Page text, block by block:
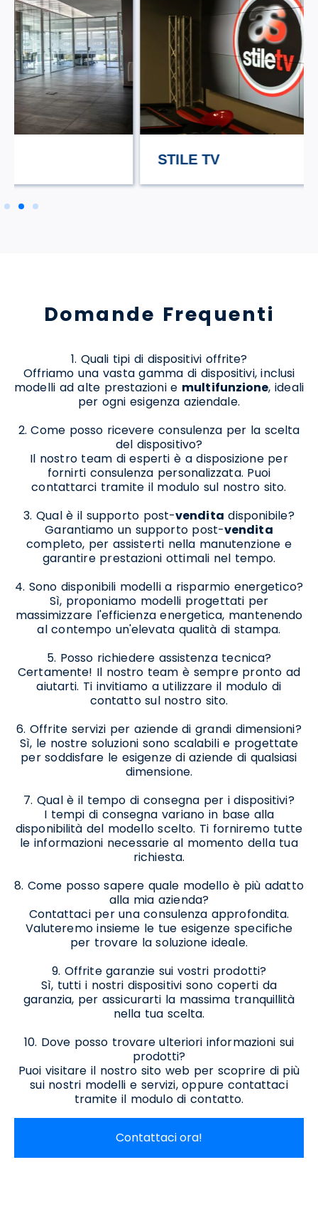
Domande Frequenti
1. Quali tipi di dispositivi offrite?
Offriamo una vasta gamma di dispositivi, inclusi
modelli ad alte prestazioni e multifunzione, ideali
per ogni esigenza aziendale.
2. Come posso ricevere consulenza per la scelta
del dispositivo?
Il nostro team di esperti è a disposizione per
fornirti consulenza personalizzata. Puoi
contattarci tramite il modulo sul nostro sito.
3. Qual è il supporto post-vendita disponibile?
Garantiamo un supporto post-vendita
completo, per assisterti nella manutenzione e
garantire prestazioni ottimali nel tempo.
4. Sono disponibili modelli a risparmio energetico?
Sì, proponiamo modelli progettati per
massimizzare l'efficienza energetica, mantenendo
al contempo un'elevata qualità di stampa.
5. Posso richiedere assistenza tecnica?
Certamente! Il nostro team è sempre pronto ad
aiutarti. Ti invitiamo a utilizzare il modulo di
contatto sul nostro sito.
6. Offrite servizi per aziende di grandi dimensioni?
Sì, le nostre soluzioni sono scalabili e progettate
per soddisfare le esigenze di aziende di qualsiasi
dimensione.
7. Qual è il tempo di consegna per i dispositivi?
I tempi di consegna variano in base alla
disponibilità del modello scelto. Ti forniremo tutte
le informazioni necessarie al momento della tua
richiesta.
8. Come posso sapere quale modello è più adatto
alla mia azienda?
Contattaci per una consulenza approfondita.
Valuteremo insieme le tue esigenze specifiche
per trovare la soluzione ideale.
9. Offrite garanzie sui vostri prodotti?
Sì, tutti i nostri dispositivi sono coperti da
garanzia, per assicurarti la massima tranquillità
nella tua scelta.
10. Dove posso trovare ulteriori informazioni sui
prodotti?
Puoi visitare il nostro sito web per scoprire di più
sui nostri modelli e servizi, oppure contattaci
tramite il modulo di contatto.
Contattaci ora!